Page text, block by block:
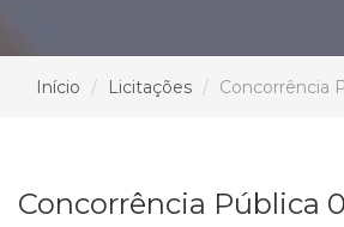
Início Licitações Concorrência
Concorrência Pública